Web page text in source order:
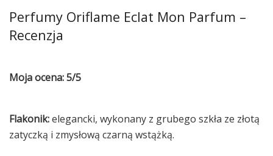
Perfumy Oriflame Eclat Mon Parfum –
Recenzja
Moja ocena: 5/5
Flakonik:elegancki, wykonany z grubego szkła ze złotą
zatyczką i zmysłową czarną wstążką.